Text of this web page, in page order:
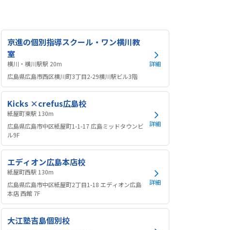
京進の個別指導スクール・ワン横川教
室
横川・横川駅駅 20m
広島県広島市西区横川町3丁目2-29横川駅ビル3階
詳細
Kicks ×crefus広島校
紙屋町東駅 130m
広島県広島市中区紙屋町1-1-17 広島ミッドタウンビ
ル9F
詳細
エディオン広島本店校
紙屋町西駅 130m
広島県広島市中区紙屋町2丁目1-18 エディオン広島
本店 西館 7F
詳細
大江塾吉島個別校